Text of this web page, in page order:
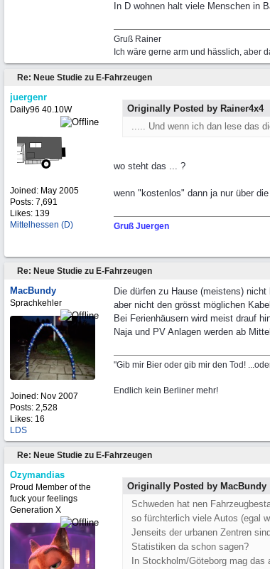
In D wohnen halt viele Menschen in
Gruß Rainer
Ich wäre gerne arm und hässlich, aber
Re: Neue Studie zu E-Fahrzeugen
juergenr
Daily96 40.10W
Joined: May 2005
Posts: 7,691
Likes: 139
Mittelhessen (D)
Originally Posted by Rainer4x4
..... Und wenn ich dan lese das
wo steht das ... ?
wenn "kostenlos" dann ja nur über
Gruß Juergen
Re: Neue Studie zu E-Fahrzeugen
MacBundy
Sprachkehler
Joined: Nov 2007
Posts: 2,528
Likes: 16
LDS
Die dürfen zu Hause (meistens)
aber nicht den grösst möglichen
Bei Ferienhäusern wird meist drauf
Naja und PV Anlagen werden ab
"Gib mir Bier oder gib mir den Tod!
Endlich kein Berliner mehr!
Re: Neue Studie zu E-Fahrzeugen
Ozymandias
Proud Member of the
fuck your feelings
Generation X
Originally Posted by MacBundy
Schweden hat nen
so fürchterlich viele Autos (egal
Jenseits der urbanen Zentren
Statistiken da schon sagen?
In Stockholm/Göteborg mag